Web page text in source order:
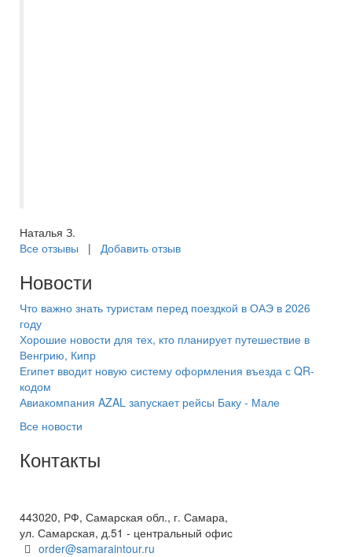
Наталья З.
Все отзывы | Добавить отзыв
Новости
Что важно знать туристам перед поездкой в ОАЭ в 2026
году
Хорошие новости для тех, кто планирует путешествие в
Венгрию, Кипр
Египет вводит новую систему оформления въезда с QR-
кодом
Авиакомпания AZAL запускает рейсы Баку - Мале
Все новости
Контакты
443020, РФ, Самарская обл., г. Самара,
ул. Самарская, д.51 - центральный офис
order@samaraintour.ru